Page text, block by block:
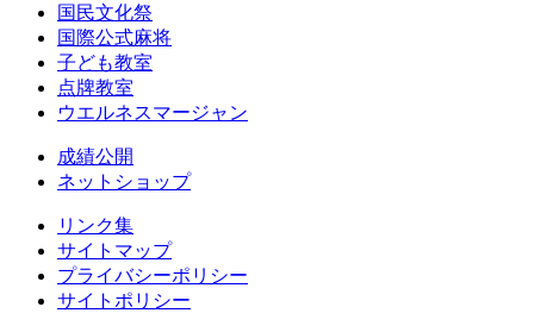
国民文化祭
国際公式麻将
子ども教室
点牌教室
ウエルネスマージャン
成績公開
ネットショップ
リンク集
サイトマップ
プライバシーポリシー
サイトポリシー